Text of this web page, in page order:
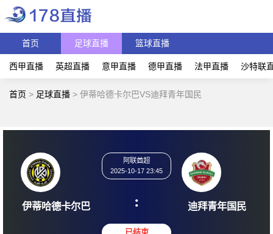
首页 足球直播 篮球直播
西甲直播 英超直播 意甲直播 德甲直播 法甲直播 沙特联
首页 > 足球直播 > 伊蒂哈德卡尔巴VS迪拜青年国民
2025-10-17 23:45